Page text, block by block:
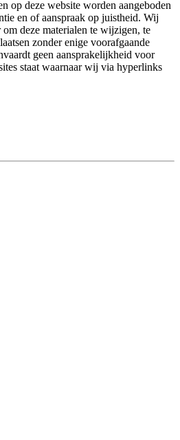
op deze website worden aangeboden
en of aanspraak op juistheid. Wij
deze materialen te wijzigen, te
zonder enige voorafgaande
geen aansprakelijkheid voor
staat waarnaar wij via hyperlinks